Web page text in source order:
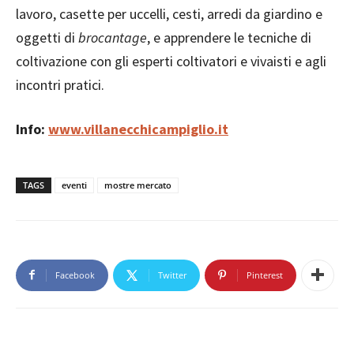
lavoro, casette per uccelli, cesti, arredi da giardino e
oggetti di brocantage, e apprendere le tecniche di
coltivazione con gli esperti coltivatori e vivaisti e agli
incontri pratici.
Info: www.villanecchicampiglio.it
TAGS eventi mostre mercato
Facebook Twitter Pinterest